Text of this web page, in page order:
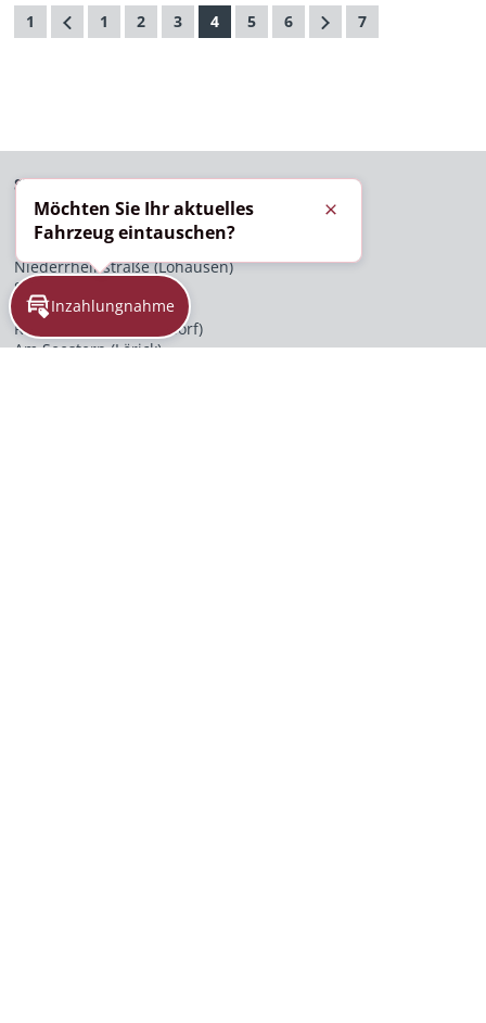
1 1 2 3 4 5 6 7
STANDORTE
Düsseldorf
Krefelder Straße (Heerdt)
Niederrheinstraße (Lohausen)
Schiessstraße (Heerdt)
Ikarusstraße (Lohausen)
Rather Straße (Derendorf)
Am Seestern (Lörick)
Inzahlungnahme
Möchten Sie Ihr aktuelles
Fahrzeug eintauschen?
Schließen